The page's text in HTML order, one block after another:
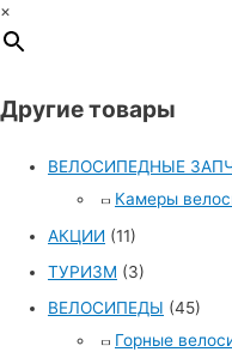
×
Другие товары
ВЕЛОСИПЕДНЫЕ
Камеры
АКЦИИ (11)
ТУРИЗМ (3)
ВЕЛОСИПЕДЫ (45)
Горные